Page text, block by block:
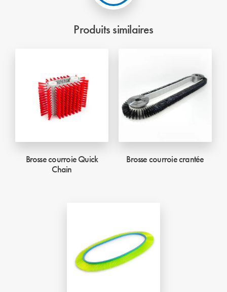
Produits similaires
Brosse courroie Quick
Chain
Brosse courroie crantée